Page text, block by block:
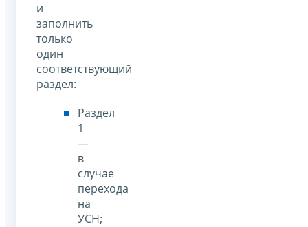
и
заполнить
только
один
соответствующий
раздел:
Раздел
1
—
в
случае
перехода
на
УСН;